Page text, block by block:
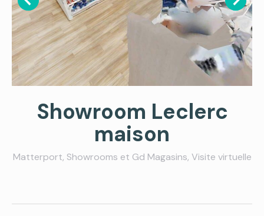
Showroom Leclerc
maison
Matterport, Showrooms et Gd Magasins, Visite virtuelle